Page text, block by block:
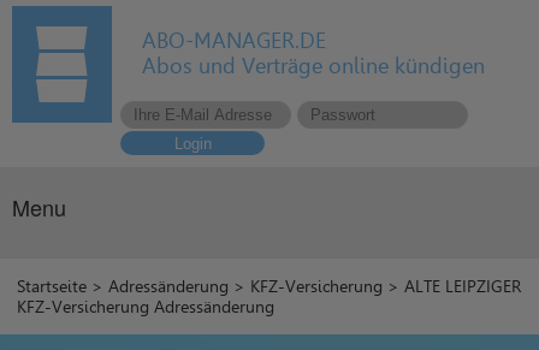
ABO-MANAGER.DE
Abos und Verträge online kündigen
Login
Menu
Startseite >Adressänderung > KFZ-Versicherung > ALTE LEIPZIGER
KFZ-Versicherung Adressänderung